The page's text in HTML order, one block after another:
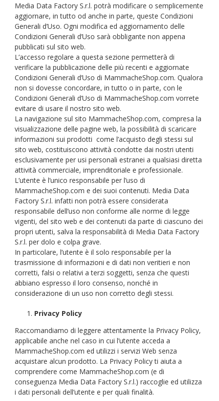
Media Data Factory S.r.l. potrà modificare o semplicemente
aggiornare, in tutto od anche in parte, queste Condizioni
Generali d’Uso. Ogni modifica ed aggiornamento delle
Condizioni Generali d’Uso sarà obbligante non appena
pubblicati sul sito web.
L’accesso regolare a questa sezione permetterà di
verificare la pubblicazione delle più recenti e aggiornate
Condizioni Generali d’Uso di MammacheShop.com. Qualora
non si dovesse concordare, in tutto o in parte, con le
Condizioni Generali d’Uso di MammacheShop.com vorrete
evitare di usare il nostro sito web.
La navigazione sul sito MammacheShop.com, compresa la
visualizzazione delle pagine web, la possibilità di scaricare
informazioni sui prodotti come l’acquisto degli stessi sul
sito web, costituiscono attività condotte dai nostri utenti
esclusivamente per usi personali estranei a qualsiasi diretta
attività commerciale, imprenditoriale e professionale.
L’utente è l’unico responsabile per l’uso di
MammacheShop.com e dei suoi contenuti. Media Data
Factory S.r.l. infatti non potrà essere considerata
responsabile dell’uso non conforme alle norme di legge
vigenti, del sito web e dei contenuti da parte di ciascuno dei
propri utenti, salva la responsabilità di Media Data Factory
S.r.l. per dolo e colpa grave.
In particolare, l’utente è il solo responsabile per la
trasmissione di informazioni e di dati non veritieri e non
corretti, falsi o relativi a terzi soggetti, senza che questi
abbiano espresso il loro consenso, nonché in
considerazione di un uso non corretto degli stessi.
Privacy Policy
Raccomandiamo di leggere attentamente la Privacy Policy,
applicabile anche nel caso in cui l’utente acceda a
MammacheShop.com ed utilizzi i servizi Web senza
acquistare alcun prodotto. La Privacy Policy ti aiuta a
comprendere come MammacheShop.com (e di
conseguenza Media Data Factory S.r.l.) raccoglie ed utilizza
i dati personali dell’utente e per quali finalità.